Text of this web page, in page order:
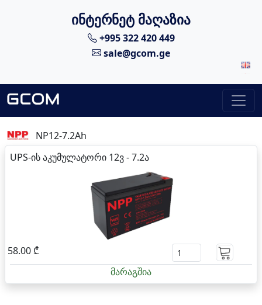
ინტერნეტ მაღაზია
+995 322 420 449
sale@gcom.ge
NP12-7.2Ah
UPS-ის აკუმულატორი 12ვ - 7.2ა
58.00 ₾
მარაგშია